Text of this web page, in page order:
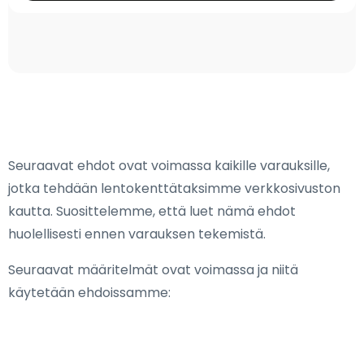
Seuraavat ehdot ovat voimassa kaikille varauksille,
jotka tehdään lentokenttätaksimme verkkosivuston
kautta. Suosittelemme, että luet nämä ehdot
huolellisesti ennen varauksen tekemistä.
Seuraavat määritelmät ovat voimassa ja niitä
käytetään ehdoissamme: